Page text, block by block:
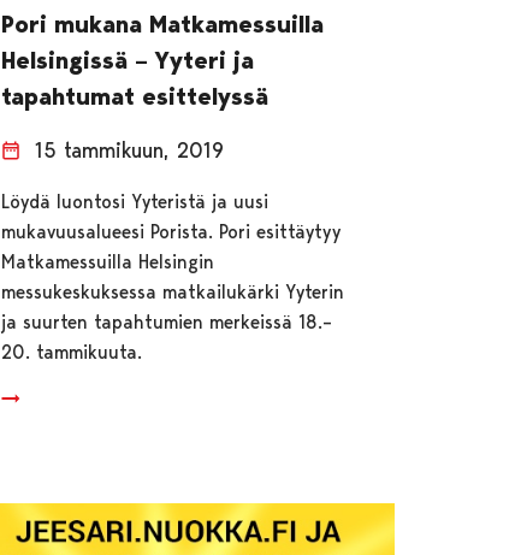
Pori mukana Matkamessuilla
Helsingissä – Yyteri ja
tapahtumat esittelyssä
15 tammikuun, 2019
Löydä luontosi Yyteristä ja uusi
mukavuusalueesi Porista. Pori esittäytyy
Matkamessuilla Helsingin
messukeskuksessa matkailukärki Yyterin
ja suurten tapahtumien merkeissä 18.–
20. tammikuuta.